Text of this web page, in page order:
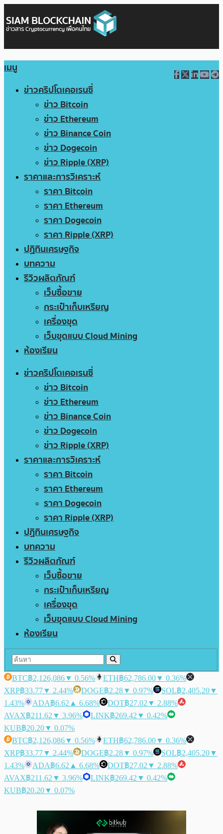
เมนู
ข่าวคริปโตเคอเรนซี่
ข่าว Bitcoin
ข่าว Ethereum
ข่าว Binance Coin
ข่าว Dogecoin
ข่าว Ripple (XRP)
ราคาและการวิเคราะห์
ราคา Bitcoin
ราคา Ethereum
ราคา Dogecoin
ราคา Ripple (XRP)
ปฏิทินเศรษฐกิจ
บทความ
รีวิวผลิตภัณฑ์
เว็บซื้อขาย
กระเป๋าเก็บเหรียญ
เครื่องขุด
เว็บขุดแบบ Cloud Mining
ห้องเรียน
ข่าวคริปโตเคอเรนซี่
ข่าว Bitcoin
ข่าว Ethereum
ข่าว Binance Coin
ข่าว Dogecoin
ข่าว Ripple (XRP)
ราคาและการวิเคราะห์
ราคา Bitcoin
ราคา Ethereum
ราคา Dogecoin
ราคา Ripple (XRP)
ปฏิทินเศรษฐกิจ
บทความ
รีวิวผลิตภัณฑ์
เว็บซื้อขาย
กระเป๋าเก็บเหรียญ
เครื่องขุด
เว็บขุดแบบ Cloud Mining
ห้องเรียน
BTC฿2,126,086▼ 0.56% ETH฿62,786.00▼ 0.36%
XRP฿33.77▼ 2.44% DOGE฿2.28▼ 0.97% SOL฿2,405.20▼
1.43%
ADA฿6.62 ▲ 6.68% DOT฿27.02 ▼ 2.88%
AVAX฿211.62 ▼ 3.96% LINK฿269.42 ▼ 0.42%
KUB฿20.20▼ 0.07%
BTC฿2,126,086▼ 0.56% ETH฿62,786.00▼ 0.36%
XRP฿33.77▼ 2.44% DOGE฿2.28▼ 0.97% SOL฿2,405.20▼
1.43%
ADA฿6.62 ▲ 6.68% DOT฿27.02 ▼ 2.88%
AVAX฿211.62 ▼ 3.96% LINK฿269.42 ▼ 0.42%
KUB฿20.20▼ 0.07%